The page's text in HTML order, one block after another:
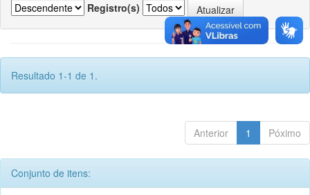
Registro(s)
Resultado 1-1 de 1.
Anterior 1 Póximo
Conjunto de itens: